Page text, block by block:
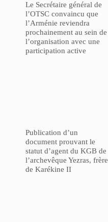
Le Secrétaire général de
l’OTSC convaincu que
l’Arménie reviendra
prochainement au sein de
l’organisation avec une
participation active
Publication d’un
document prouvant le
statut d’agent du KGB de
l’archevêque Yezras, frère
de Karékine II